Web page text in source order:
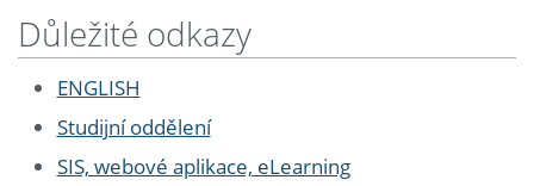
Důležité odkazy
ENGLISH
Studijní oddělení
SIS, webové aplikace, eLearning